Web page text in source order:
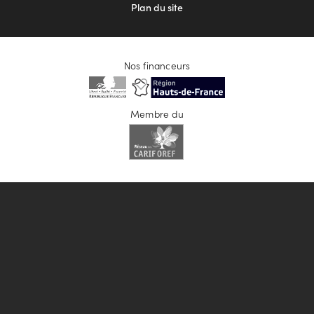
Plan du site
Nos financeurs
Membre du